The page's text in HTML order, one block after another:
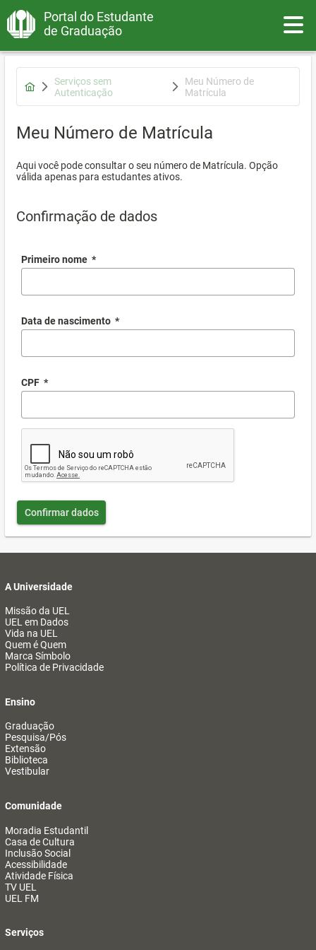
Portal do Estudante
de Graduação
Serviços sem
Autenticação
Meu Número de
Matrícula
Meu Número de Matrícula
Aqui você pode consultar o seu número de Matrícula. Opção
válida apenas para estudantes ativos.
Confirmação de dados
Primeiro nome *
Data de nascimento *
CPF *
Confirmar dados
A Universidade
Missão da UEL
UEL em Dados
Vida na UEL
Quem é Quem
Marca Símbolo
Política de Privacidade
Ensino
Graduação
Pesquisa/Pós
Extensão
Biblioteca
Vestibular
Comunidade
Moradia Estudantil
Casa de Cultura
Inclusão Social
Acessibilidade
Atividade Física
TV UEL
UEL FM
Serviços